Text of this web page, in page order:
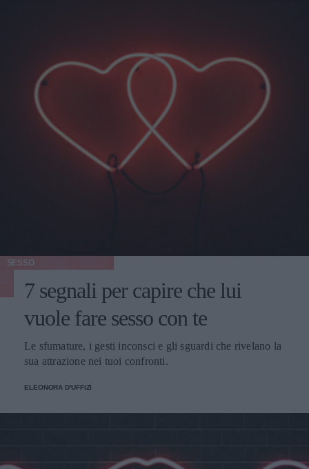
SESSO
7 segnali per capire che lui
vuole fare sesso con te
Le sfumature, i gesti inconsci e gli sguardi che rivelano la
sua attrazione nei tuoi confronti.
ELEONORA D'UFFIZI